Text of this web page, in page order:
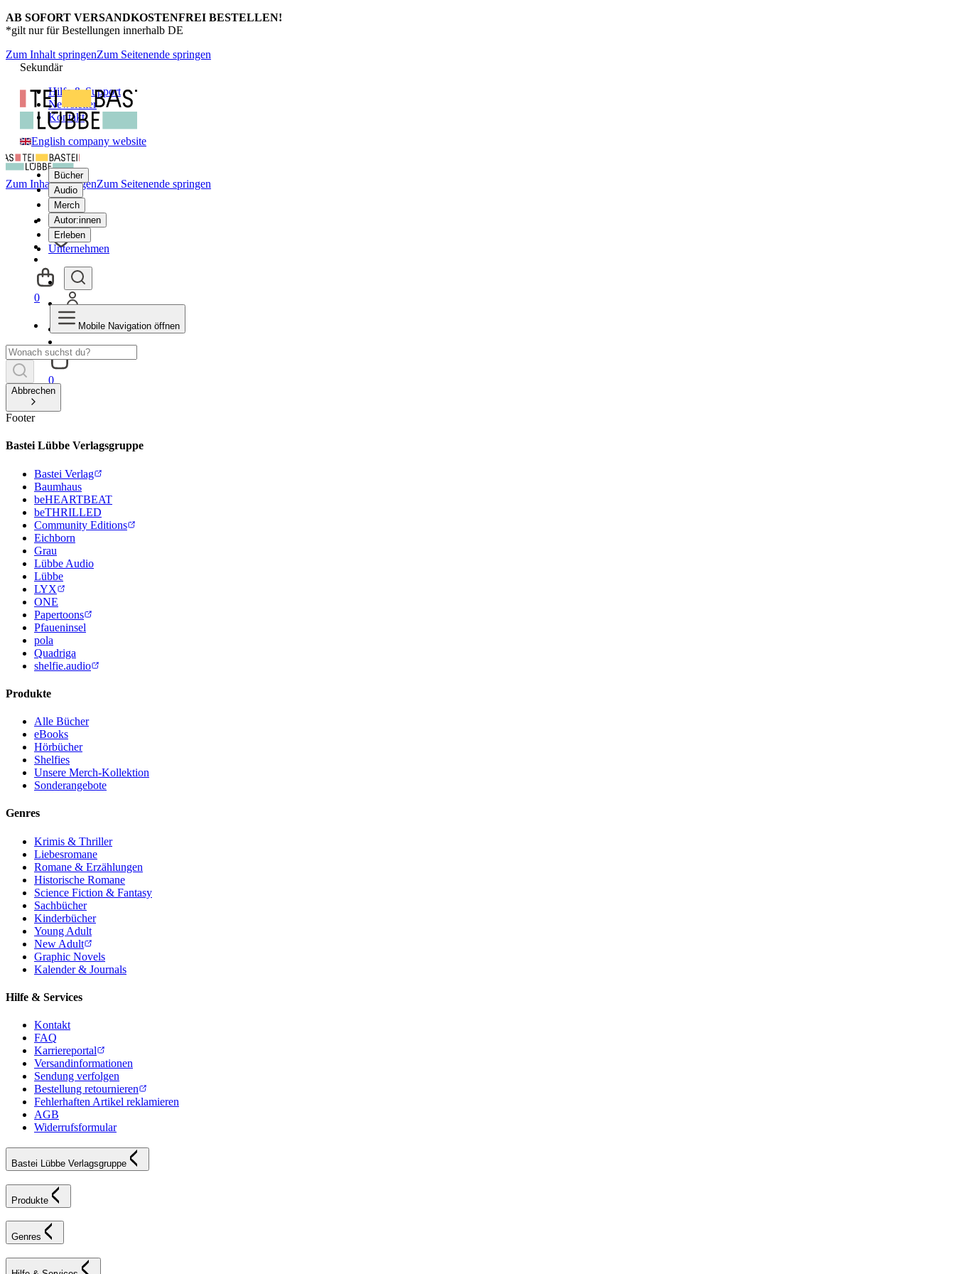
AB SOFORT VERSANDKOSTENFREI BESTELLEN!
*gilt nur für Bestellungen innerhalb DE
Zum Inhalt springenZum Seitenende springen
Sekundär
Hilfe & Support
Newsletter
Kontakt
English company website
Bücher
Audio
Merch
Autor:innen
Erleben
Unternehmen
0
Zum Inhalt springenZum Seitenende springen
0
Mobile Navigation öffnen
Abbrechen
Footer
Bastei Lübbe Verlagsgruppe
Bastei Verlag
Baumhaus
beHEARTBEAT
beTHRILLED
Community Editions
Eichborn
Grau
Lübbe Audio
Lübbe
LYX
ONE
Papertoons
Pfaueninsel
pola
Quadriga
shelfie.audio
Produkte
Alle Bücher
eBooks
Hörbücher
Shelfies
Unsere Merch-Kollektion
Sonderangebote
Genres
Krimis & Thriller
Liebesromane
Romane & Erzählungen
Historische Romane
Science Fiction & Fantasy
Sachbücher
Kinderbücher
Young Adult
New Adult
Graphic Novels
Kalender & Journals
Hilfe & Services
Kontakt
FAQ
Karriereportal
Versandinformationen
Sendung verfolgen
Bestellung retournieren
Fehlerhaften Artikel reklamieren
AGB
Widerrufsformular
Bastei Lübbe Verlagsgruppe
Produkte
Genres